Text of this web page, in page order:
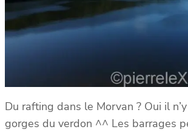
Du rafting dans le Morvan ? Oui il
gorges du verdon ^^ Les barrages